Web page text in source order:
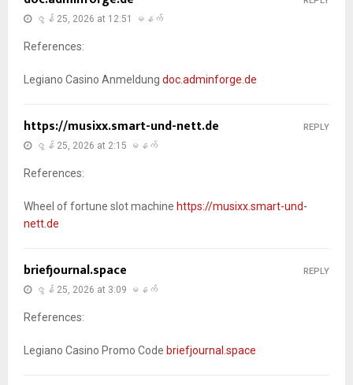
ဇွန် 25, 2026 at 12:51 မနက်
References:
Legiano Casino Anmeldung doc.adminforge.de
https://musixx.smart-und-nett.de
ဇွန် 25, 2026 at 2:15 မနက်
References:
Wheel of fortune slot machine https://musixx.smart-und-
nett.de
REPLY
briefjournal.space
ဇွန် 25, 2026 at 3:09 မနက်
References:
Legiano Casino Promo Code briefjournal.space
REPLY